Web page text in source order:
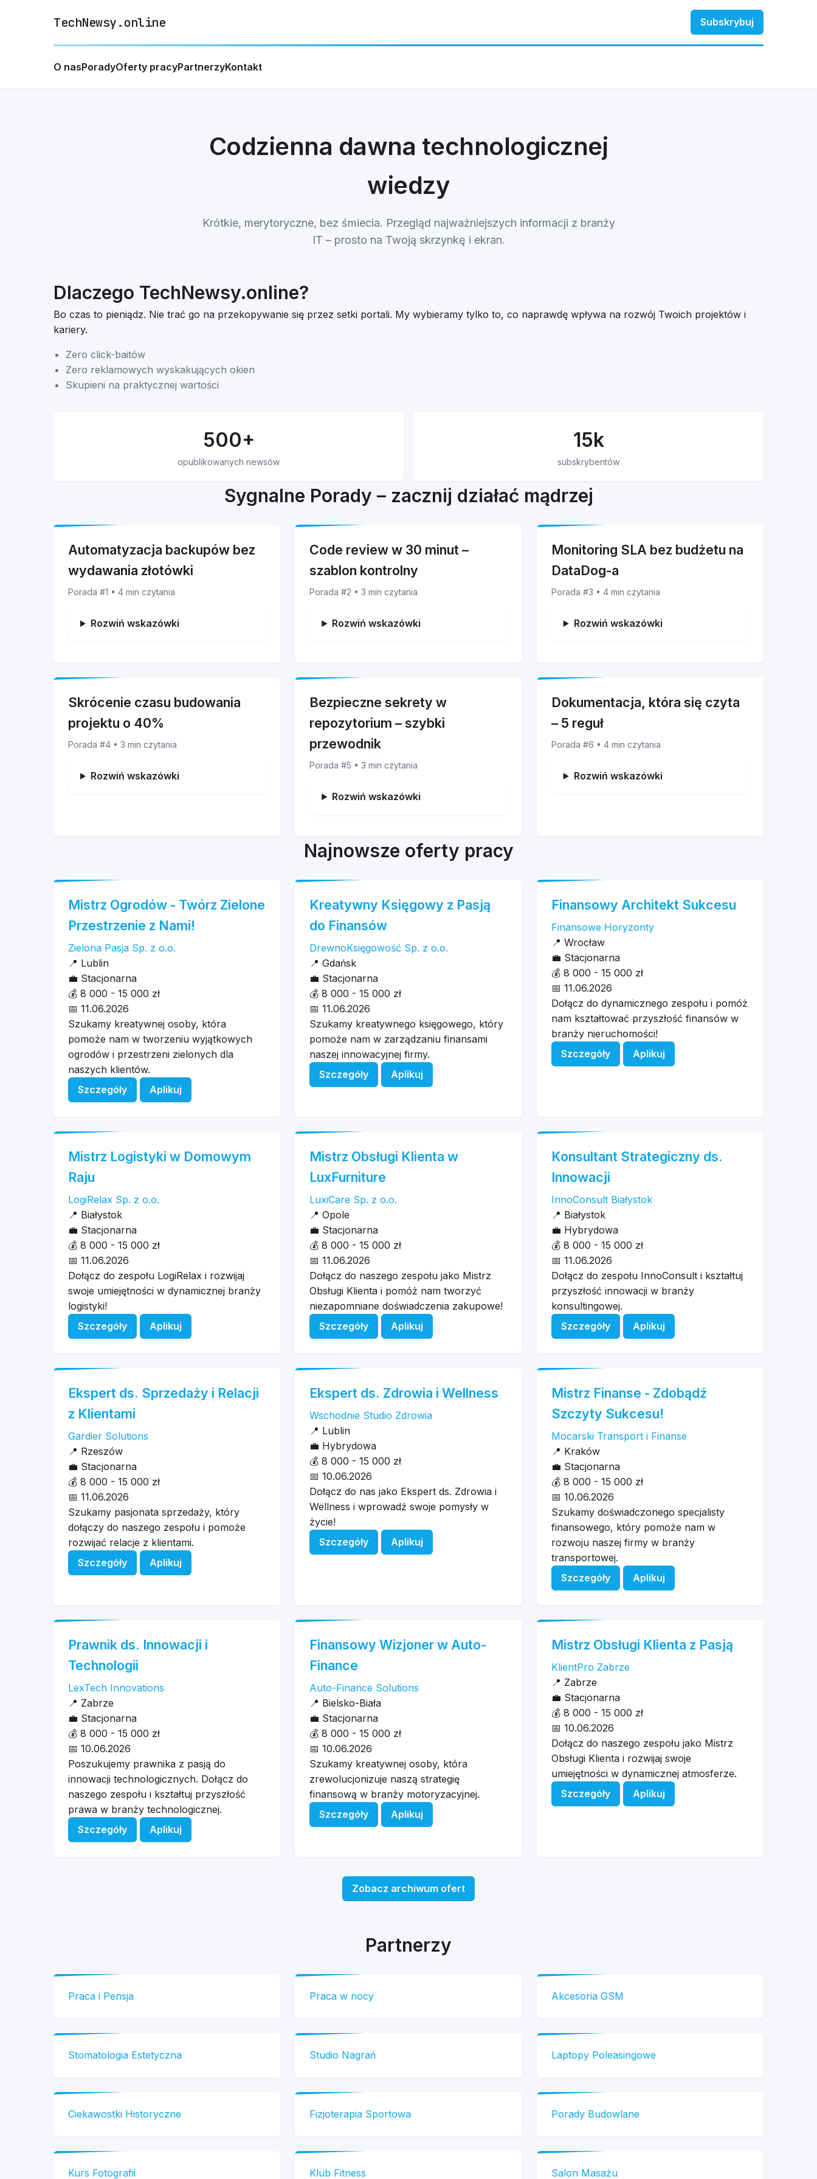
TechNewsy.online Subskrybuj
O nasPoradyOferty pracyPartnerzyKontakt
Codzienna dawna technologicznej
wiedzy
Krótkie, merytoryczne, bez śmiecia. Przegląd najważniejszych informacji z branży
IT – prosto na Twoją skrzynkę i ekran.
Dlaczego TechNewsy.online?
Bo czas to pieniądz. Nie trać go na przekopywanie się przez setki portali. My wybieramy tylko to, co naprawdę wpływa na rozwój Twoich projektów i
kariery.
Zero click-baitów
Zero reklamowych wyskakujących okien
Skupieni na praktycznej wartości
500+
opublikowanych newsów
15k
subskrybentów
Sygnalne Porady – zacznij działać mądrzej
Automatyzacja backupów bez
wydawania złotówki
Porada #1 • 4 min czytania
Rozwiń wskazówki
Code review w 30 minut –
szablon kontrolny
Porada #2 • 3 min czytania
Rozwiń wskazówki
Monitoring SLA bez budżetu na
DataDog-a
Porada #3 • 4 min czytania
Rozwiń wskazówki
Skrócenie czasu budowania
projektu o 40%
Porada #4 • 3 min czytania
Rozwiń wskazówki
Bezpieczne sekrety w
repozytorium – szybki
przewodnik
Porada #5 • 3 min czytania
Rozwiń wskazówki
Dokumentacja, która się czyta
– 5 reguł
Porada #6 • 4 min czytania
Rozwiń wskazówki
Najnowsze oferty pracy
Mistrz Ogrodów - Twórz Zielone
Przestrzenie z Nami!
Zielona Pasja Sp. z o.o.
📍 Lublin
💼 Stacjonarna
💰 8 000 - 15 000 zł
📅 11.06.2026
Szukamy kreatywnej osoby, która
pomoże nam w tworzeniu wyjątkowych
ogrodów i przestrzeni zielonych dla
naszych klientów.
Szczegóły
Aplikuj
Kreatywny Księgowy z Pasją
do Finansów
DrewnoKsięgowość Sp. z o.o.
📍 Gdańsk
💼 Stacjonarna
💰 8 000 - 15 000 zł
📅 11.06.2026
Szukamy kreatywnego księgowego, który
pomoże nam w zarządzaniu finansami
naszej innowacyjnej firmy.
Szczegóły
Aplikuj
Finansowy Architekt Sukcesu
Finansowe Horyzonty
📍 Wrocław
💼 Stacjonarna
💰8 000 - 15 000 zł
📅 11.06.2026
Dołącz do dynamicznego zespołu i pomóż
nam kształtować przyszłość finansów w
branży nieruchomości!
Szczegóły
Aplikuj
Mistrz Logistyki w Domowym
Raju
LogiRelax Sp. z o.o.
📍 Białystok
💼 Stacjonarna
💰 8 000 - 15 000 zł
📅 11.06.2026
Dołącz do zespołu LogiRelax i rozwijaj
swoje umiejętności w dynamicznej branży
logistyki!
Szczegóły
Aplikuj
Mistrz Obsługi Klienta w
LuxFurniture
LuxiCare Sp. z o.o.
📍 Opole
💼 Stacjonarna
💰 8 000 - 15 000 zł
📅 11.06.2026
Dołącz do naszego zespołu jako Mistrz
Obsługi Klienta i pomóż nam tworzyć
niezapomniane doświadczenia zakupowe!
Szczegóły
Aplikuj
Konsultant Strategiczny ds.
Innowacji
InnoConsult Białystok
📍 Białystok
💼 Hybrydowa
💰8 000 - 15 000 zł
📅 11.06.2026
Dołącz do zespołu InnoConsult i kształtuj
przyszłość innowacji w branży
konsultingowej.
Szczegóły
Aplikuj
Ekspert ds. Sprzedaży i Relacji
z Klientami
Gardier Solutions
📍 Rzeszów
💼 Stacjonarna
💰 8 000 - 15 000 zł
📅 11.06.2026
Szukamy pasjonata sprzedaży, który
dołączy do naszego zespołu i pomoże
rozwijać relacje z klientami.
Szczegóły
Aplikuj
Ekspert ds. Zdrowia i Wellness
Wschodnie Studio Zdrowia
📍 Lublin
💼 Hybrydowa
💰 8 000 - 15 000 zł
📅 10.06.2026
Dołącz do nas jako Ekspert ds. Zdrowia i
Wellness i wprowadź swoje pomysły w
życie!
Szczegóły
Aplikuj
Mistrz Finanse - Zdobądź
Szczyty Sukcesu!
Mocarski Transport i Finanse
📍 Kraków
💼 Stacjonarna
💰8 000 - 15 000 zł
📅 10.06.2026
Szukamy doświadczonego specjalisty
finansowego, który pomoże nam w
rozwoju naszej firmy w branży
transportowej.
Szczegóły
Aplikuj
Prawnik ds. Innowacji i
Technologii
LexTech Innovations
📍 Zabrze
💼 Stacjonarna
💰 8 000 - 15 000 zł
📅 10.06.2026
Poszukujemy prawnika z pasją do
innowacji technologicznych. Dołącz do
naszego zespołu i kształtuj przyszłość
prawa w branży technologicznej.
Szczegóły
Aplikuj
Finansowy Wizjoner w Auto-
Finance
Auto-Finance Solutions
📍 Bielsko-Biała
💼 Stacjonarna
💰 8 000 - 15 000 zł
📅 10.06.2026
Szukamy kreatywnej osoby, która
zrewolucjonizuje naszą strategię
finansową w branży motoryzacyjnej.
Szczegóły
Aplikuj
Mistrz Obsługi Klienta z Pasją
KlientPro Zabrze
📍 Zabrze
💼 Stacjonarna
💰8 000 - 15 000 zł
📅 10.06.2026
Dołącz do naszego zespołu jako Mistrz
Obsługi Klienta i rozwijaj swoje
umiejętności w dynamicznej atmosferze.
Szczegóły
Aplikuj
Zobacz archiwum ofert
Partnerzy
Praca i Pensja Praca w nocy Akcesoria GSM
Stomatologia Estetyczna Studio Nagrań Laptopy Poleasingowe
Ciekawostki Historyczne Fizjoterapia Sportowa Porady Budowlane
Kurs Fotografii Klub Fitness Salon Masażu